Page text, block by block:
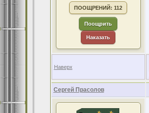
ПООЩРЕНИЙ: 112
Поощрить
Наказать
Наверх
Сергей Прасолов